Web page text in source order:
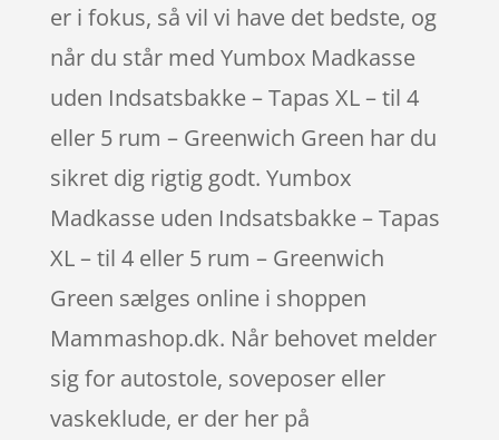
er i fokus, så vil vi have det bedste, og
når du står med Yumbox Madkasse
uden Indsatsbakke – Tapas XL – til 4
eller 5 rum – Greenwich Green har du
sikret dig rigtig godt. Yumbox
Madkasse uden Indsatsbakke – Tapas
XL – til 4 eller 5 rum – Greenwich
Green sælges online i shoppen
Mammashop.dk. Når behovet melder
sig for autostole, soveposer eller
vaskeklude, er der her på